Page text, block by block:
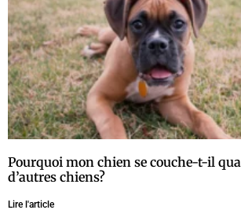
Pourquoi mon chien se couche-t-il
d’autres chiens?
Lire l'article